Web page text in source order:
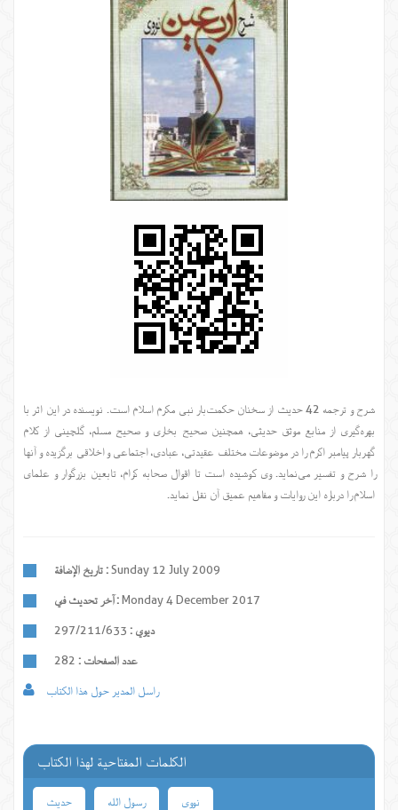
شرح و ترجمه 42 حدیث از سخنان حکمت‌بار نبی مکرم اسلام است. نویسنده در این اثر با
بهره‌گیری از منابع موثق حدیثی، همچنین صحیح بخاری و صحیح مسلم، گلچینی از کلام
گهربار پیامبر اکرم را در موضوعات مختلف عقیدتی، عبادی، اجتماعی و اخلاقی برگزیده و آنها
را شرح و تفسیر می‌نماید. وی کوشیده است تا اقوال صحابه کرام، تابعین بزرگوار و علمای
اسلام را درباره این روایات و مفاهیم عمیق آن نقل نماید.
تاريخ الإضافة : Sunday 12 July 2009
آخر تحديث في : Monday 4 December 2017
ديوي : 297/211/633
عدد الصفحات :
راسل المدير حول هذا الكتاب
الكلمات المفتاحية لهذا الكتاب
حدیث رسول الله نووی